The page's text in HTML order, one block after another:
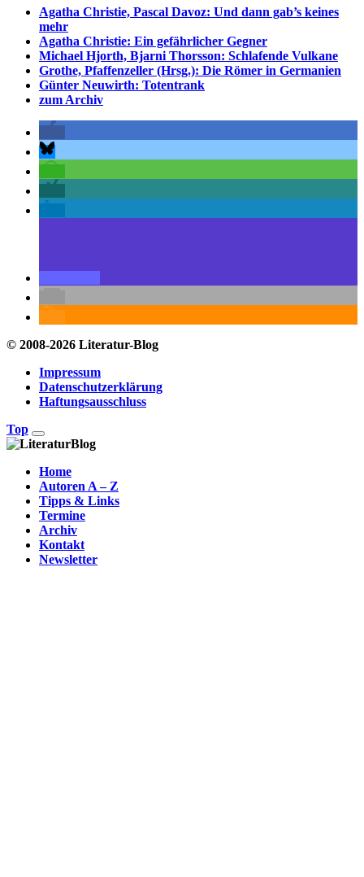
Agatha Christie, Pascal Davoz: Und dann gab’s keines
mehr
Agatha Christie: Ein gefährlicher Gegner
Michael Hjorth, Bjarni Thorsson: Schlafende Vulkane
Grothe, Pfaffenzeller (Hrsg.): Die Römer in Germanien
Günter Neuwirth: Totentrank
zum Archiv
© 2008-2026 Literatur-Blog
Impressum
Datenschutzerklärung
Haftungsausschluss
Top
Home
Autoren A – Z
Tipps & Links
Termine
Archiv
Kontakt
Newsletter